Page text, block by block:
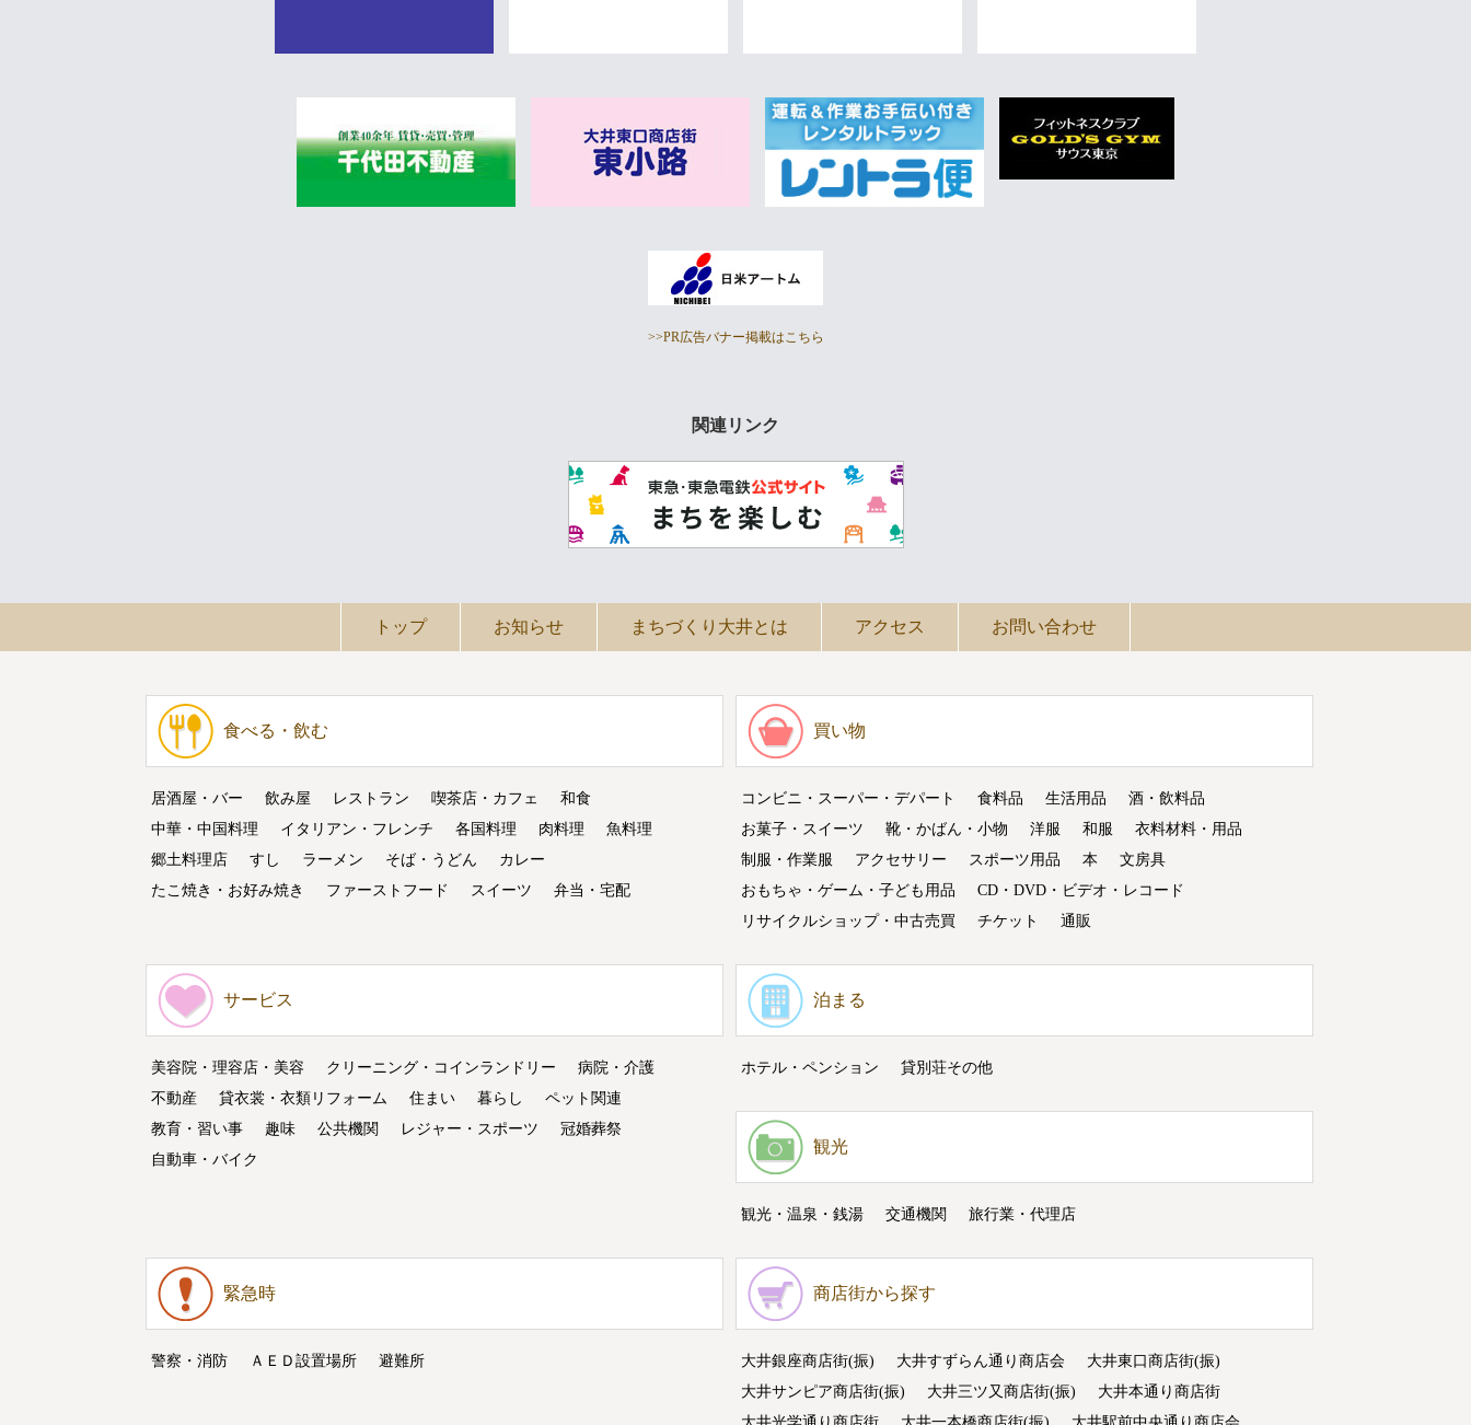
>>PR広告バナー掲載はこちら
関連リンク
トップ お知らせ まちづくり大井とは アクセス お問い合わせ
食べる・飲む
居酒屋・バー 飲み屋 レストラン 喫茶店・カフェ
和食
中華・中国料理
イタリアン・フレンチ 各国料理 肉料理
魚料理
郷土料理店
すし ラーメン そば・うどん
カレー
たこ焼き・お好み焼き
ファーストフード スイーツ 弁当・宅配
買い物
コンビニ・スーパー・デパート 食料品 生活用品
酒・飲料品
お菓子・スイーツ
靴・かばん・小物 洋服 和服
衣料材料・用品
制服・作業服
アクセサリー スポーツ用品 本
文房具
おもちゃ・ゲーム・子ども用品
CD・DVD・ビデオ・レコード
リサイクルショップ・中古売買
チケット 通販
サービス
美容院・理容店・美容 クリーニング・コインランドリー
病院・介護
不動産
貸衣裳・衣類リフォーム 住まい 暮らし
ペット関連
教育・習い事
趣味 公共機関 レジャー・スポーツ
冠婚葬祭
自動車・バイク
泊まる
ホテル・ペンション 貸別荘その他
観光
観光・温泉・銭湯 交通機関 旅行業・代理店
緊急時
警察・消防 ＡＥＤ設置場所 避難所
商店街から探す
大井銀座商店街(振) 大井すずらん通り商店会
大井東口商店街(振)
大井サンピア商店街(振)
大井三ツ又商店街(振)
大井本通り商店街